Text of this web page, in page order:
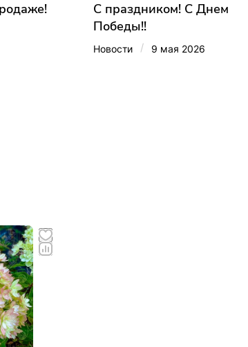
С праздником! С Днем
Победы!!
Новости / 9 мая 2026